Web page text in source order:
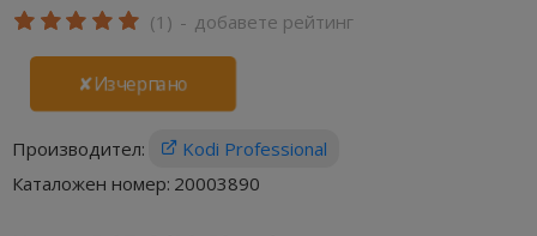
✘Изчерпано
Производител:
Kodi Professional
Каталожен номер: 20003890
(1) - добавете рейтинг